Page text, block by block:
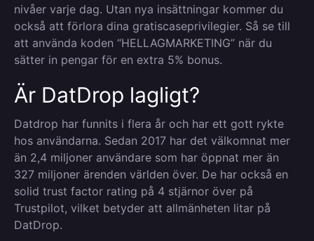
nivåer varje dag. Utan nya insättningar kommer du
också att förlora dina gratiscaseprivilegier. Så se till
att använda koden “HELLAGMARKETING” när du
sätter in pengar för en extra 5% bonus.
Är DatDrop lagligt?
Datdrop har funnits i flera år och har ett gott rykte
hos användarna. Sedan 2017 har det välkomnat mer
än 2,4 miljoner användare som har öppnat mer än
327 miljoner ärenden världen över. De har också en
solid trust factor rating på 4 stjärnor över på
Trustpilot, vilket betyder att allmänheten litar på
DatDrop.